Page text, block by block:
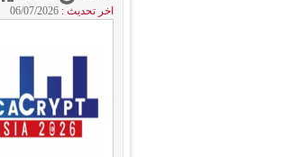
اخر تحديث : 06/07/2026